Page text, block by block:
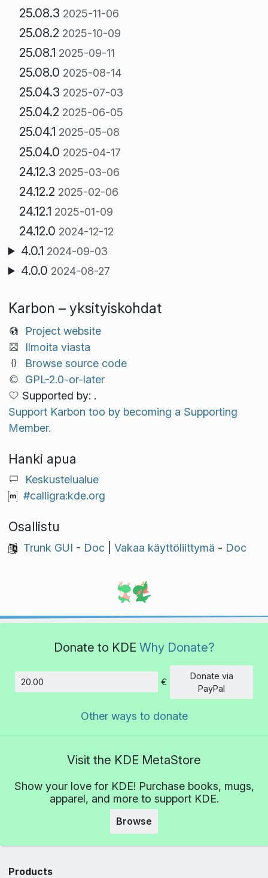
25.08.3 2025-11-06
25.08.2 2025-10-09
25.08.1 2025-09-11
25.08.0 2025-08-14
25.04.3 2025-07-03
25.04.2 2025-06-05
25.04.1 2025-05-08
25.04.0 2025-04-17
24.12.3 2025-03-06
24.12.2 2025-02-06
24.12.1 2025-01-09
24.12.0 2024-12-12
4.0.1 2024-09-03
4.0.0 2024-08-27
Karbon – yksityiskohdat
Project website
Ilmoita viasta
Browse source code
GPL-2.0-or-later
Supported by: .
Support Karbon too by becoming a Supporting
Member.
Hanki apua
Keskustelualue
#calligra:kde.org
Osallistu
Trunk GUI - Doc| Vakaa käyttöliittymä - Doc
Donate to KDE Why Donate?
Amount
€
Donate via
PayPal
Other ways to donate
Visit the KDE MetaStore
Show your love for KDE! Purchase books, mugs,
apparel, and more to support KDE.
Browse
Products